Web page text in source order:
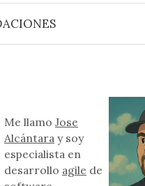
Me llamoJose
Alcántara y soy
especialista en
desarrollo agile de